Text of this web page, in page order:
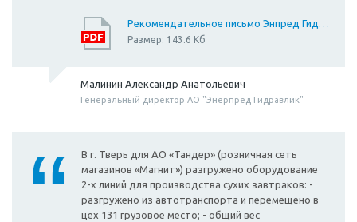
Рекомендательное письмо Энпред Гидравлик
Размер: 143.6 Кб
Малинин Александр Анатольевич
Генеральный директор АО "Энерпред Гидравлик"
В г. Тверь для АО «Тандер» (розничная сеть
магазинов «Магнит») разгружено оборудование
2-х линий для производства сухих завтраков: -
разгружено из автотранспорта и перемещено в
цех 131 грузовое место; - общий вес